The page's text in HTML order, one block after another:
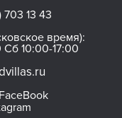
703 13 43
время):
Сб 10:00-17:00